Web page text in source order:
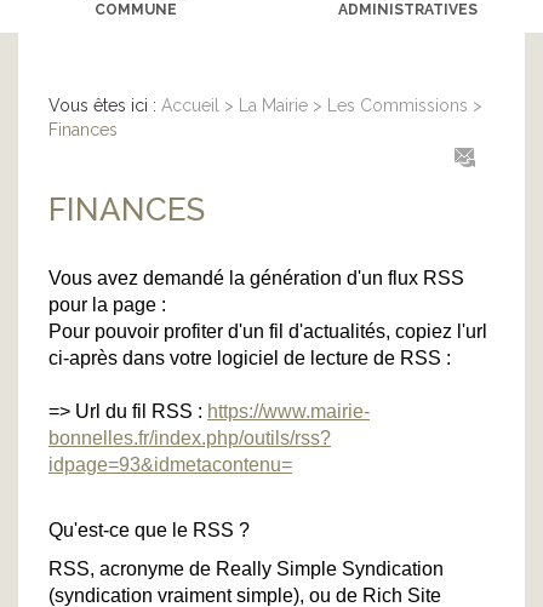
COMMUNE
ADMINISTRATIVES
Vous êtes ici : Accueil > La Mairie > Les Commissions >
Finances
FINANCES
Vous avez demandé la génération d'un flux RSS
pour la page :
Pour pouvoir profiter d'un fil d'actualités, copiez l'url
ci-après dans votre logiciel de lecture de RSS :
=> Url du fil RSS : https://www.mairie-
bonnelles.fr/index.php/outils/rss?
idpage=93&idmetacontenu=
Qu'est-ce que le RSS ?
RSS, acronyme de Really Simple Syndication
(syndication vraiment simple), ou de Rich Site